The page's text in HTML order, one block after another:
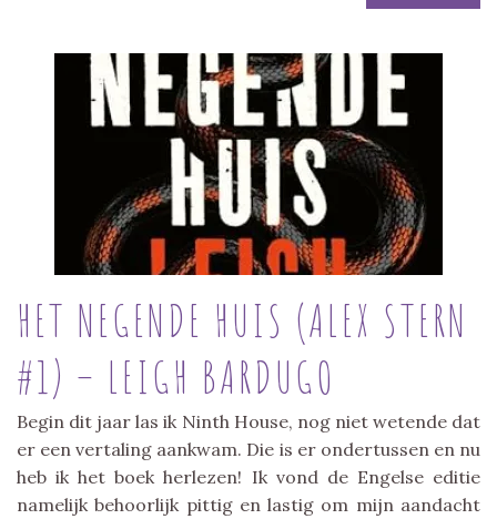
HET NEGENDE HUIS (ALEX STERN
#1) – LEIGH BARDUGO
Begin dit jaar las ik Ninth House, nog niet wetende dat
er een vertaling aankwam. Die is er ondertussen en nu
heb ik het boek herlezen! Ik vond de Engelse editie
namelijk behoorlijk pittig en lastig om mijn aandacht